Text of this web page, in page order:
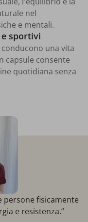
nel
e mentali.
e sportivi
una vita
capsule consente
quotidiana senza
fisicamente
e resistenza.”